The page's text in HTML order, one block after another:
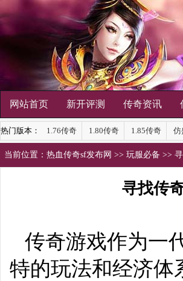
网站首页 新开评测 传奇资讯
热门版本： 1.76传奇 1.80传奇 1.85传奇 仿
当前位置： 热血传奇sf发布网 >> 玩服必备 >>
寻找传
传奇游戏作为一
特的玩法和经济体